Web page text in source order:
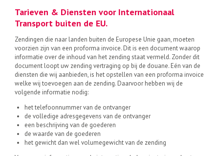
Tarieven & Diensten voor Internationaal
Transport buiten de EU.
Zendingen die naar landen buiten de Europese Unie gaan, moeten
voorzien zijn van een proforma invoice. Dit is een document waarop
informatie over de inhoud van het zending staat vermeld. Zonder dit
document loopt uw zending vertraging op bij de douane. Eén van de
diensten die wij aanbieden, is het opstellen van een proforma invoice
welke wij toevoegen aan de zending. Daarvoor hebben wij de
volgende informatie nodig:
het telefoonnummer van de ontvanger
de volledige adresgegevens van de ontvanger
een beschrijving van de goederen
de waarde van de goederen
het gewicht dan wel volumegewicht van de zending